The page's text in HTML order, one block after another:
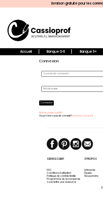
Livraison gratuite pour les
Accueil Banque 0-5 Banque 5+
Connexion
Connexion
Mot de passe oublié?
Vous n'avez pas de compte? Inscrivez-vous ici!
SERVICE CLIENT
FAQ
Conditions d'utilisation
Politique de confidentialité
Programme de récompense
Soumettre une ressource
À PROPOS
Entreprise
Équipe
Nous joindre
©